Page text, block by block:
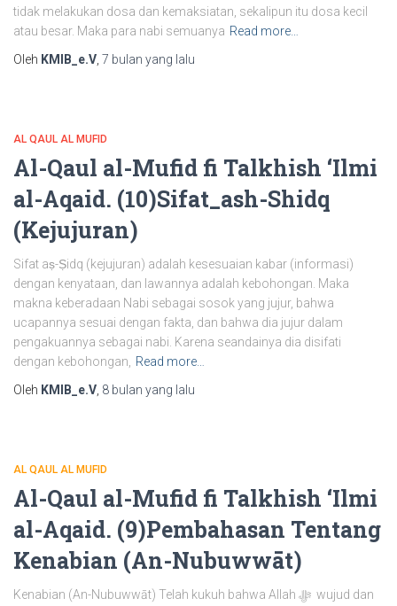
tidak melakukan dosa dan kemaksiatan, sekalipun itu dosa kecil
atau besar. Maka para nabi semuanya Read more…
Oleh KMIB_e.V 7 bulan yang lalu
AL QAUL AL MUFID
Al-Qaul al-Mufid fi Talkhish ‘Ilmi
al-Aqaid. (10)Sifat_ash-Shidq
(Kejujuran)
Sifat aṣ-Ṣidq (kejujuran) adalah kesesuaian kabar (informasi)
dengan kenyataan, dan lawannya adalah kebohongan. Maka
makna keberadaan Nabi sebagai sosok yang jujur, bahwa
ucapannya sesuai dengan fakta, dan bahwa dia jujur dalam
pengakuannya sebagai nabi. Karena seandainya dia disifati
dengan kebohongan,
Read more…
Oleh KMIB_e.V 8 bulan yang lalu
AL QAUL AL MUFID
Al-Qaul al-Mufid fi Talkhish ‘Ilmi
al-Aqaid. (9)Pembahasan Tentang
Kenabian (An-Nubuwwāt)
Kenabian (An-Nubuwwāt) Telah kukuh bahwa Allah ﷻ wujud dan